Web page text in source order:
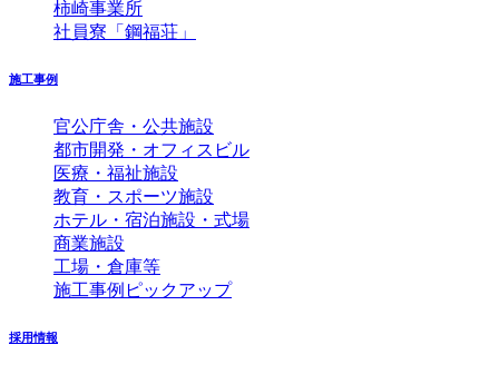
柿崎事業所
社員寮「鋼福荘」
施工事例
官公庁舎・公共施設
都市開発・オフィスビル
医療・福祉施設
教育・スポーツ施設
ホテル・宿泊施設・式場
商業施設
工場・倉庫等
施工事例ピックアップ
採用情報